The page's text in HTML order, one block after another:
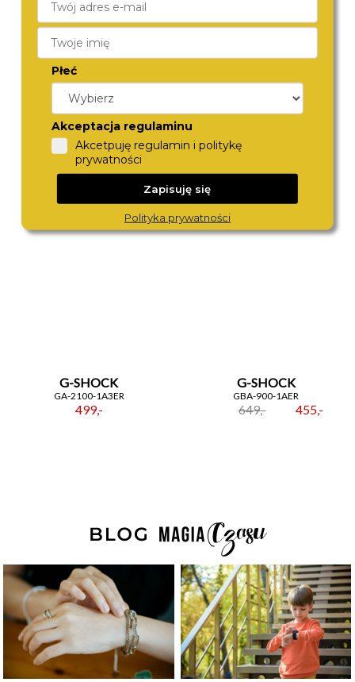
G-SHOCK
GD-010-1A1ER
499,-
G-SHOCK
499,-
G-SHOCK
GA-2100-1A3ER
499,-
G-SHOCK
GBA-900-1AER
649,- 455,-
Płeć
Akceptacja regulaminu
Akcetpuję regulamin i politykę
prywatności
Zapisuję się
Polityka prywatności